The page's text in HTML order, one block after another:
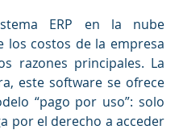
ERP en la nube
los costos de la empresa
razones principales. La
este software se ofrece
“pago por uso”: solo
por el derecho a acceder